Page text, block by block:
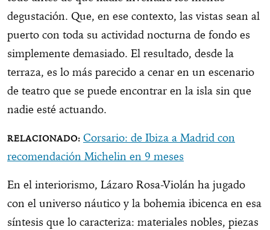
degustación. Que, en ese contexto, las vistas sean al
puerto con toda su actividad nocturna de fondo es
simplemente demasiado. El resultado, desde la
terraza, es lo más parecido a cenar en un escenario
de teatro que se puede encontrar en la isla sin que
nadie esté actuando.
Corsario: de Ibiza a Madrid con
recomendación Michelin en 9 meses
En el interiorismo, Lázaro Rosa-Violán ha jugado
con el universo náutico y la bohemia ibicenca en esa
síntesis que lo caracteriza: materiales nobles, piezas